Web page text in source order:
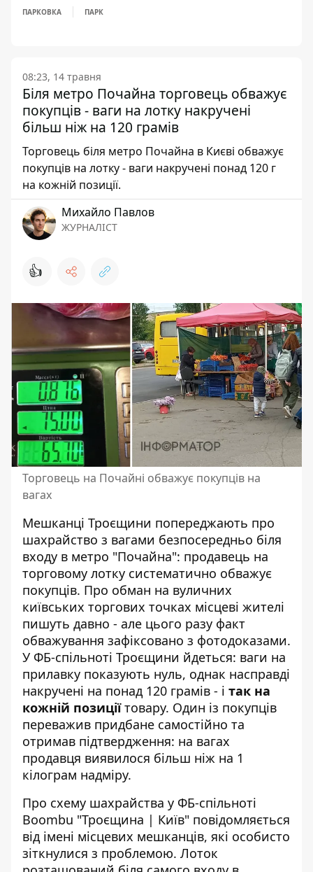
ПАРКОВКА ПАРК
08:23, 14 травня
Біля метро Почайна торговець обважує
покупців - ваги на лотку накручені
більш ніж на 120 грамів
Торговець біля метро Почайна в Києві обважує
покупців на лотку - ваги накручені понад 120 г
на кожній позиції.
Михайло Павлов
ЖУРНАЛІСТ
👍
Торговець на Почайні обважує покупців на
вагах
Мешканці Троєщини попереджають про
шахрайство з вагами безпосередньо біля
входу в метро "Почайна": продавець на
торговому лотку систематично обважує
покупців. Про обман на вуличних
київських торгових точках місцеві жителі
пишуть давно - але цього разу факт
обважування зафіксовано з фотодоказами.
У ФБ-спільноті Троєщини йдеться: ваги на
прилавку показують нуль, однак насправді
накручені на понад 120 грамів - і так на
кожній позиціїтовару. Один із покупців
переважив придбане самостійно та
отримав підтвердження: на вагах
продавця виявилося більш ніж на 1
кілограм надміру.
Про схему шахрайства у ФБ-спільноті
Boombu "Троєщина | Київ" повідомляється
від імені місцевих мешканців, які особисто
зіткнулися з проблемою. Лоток